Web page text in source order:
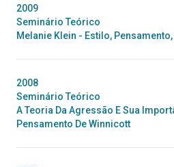
2009
Seminário Teórico
Melanie Klein - Estilo,
2008
Seminário Teórico
A Teoria Da Agressão E Sua
Pensamento De Winnicott